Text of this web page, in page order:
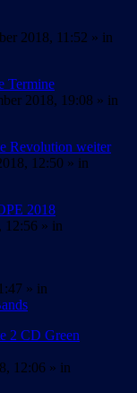
2018, 11:52 » in
Termine
2018, 19:08 » in
Revolution weiter
12:50 » in
2018
12:56 » in
» in
2 CD Green
12:06 » in